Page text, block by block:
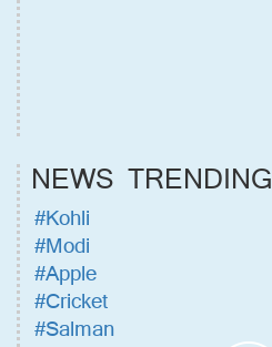
NEWS TRENDING
#Kohli
#Modi
#Apple
#Cricket
#Salman